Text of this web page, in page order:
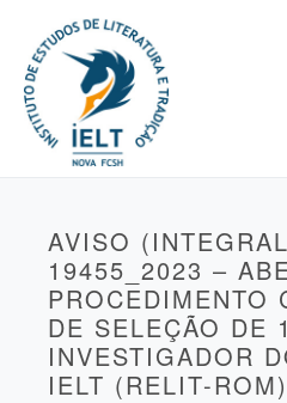
AVISO
19455_2023 –
PROCEDIMENTO
DE SELEÇÃO DE 1
INVESTIGADOR
IELT (RELIT-ROM)